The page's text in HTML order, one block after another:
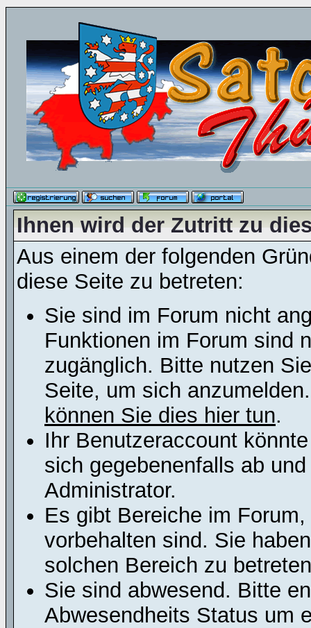
Ihnen wird der Zutritt zu
Aus einem der folgenden
diese Seite zu betreten:
Sie sind im Forum nicht
Funktionen im Forum sind
zugänglich. Bitte nutzen
Seite, um sich
können Sie dies hier tun.
Ihr Benutzeraccount
sich gegebenenfalls ab
Administrator.
Es gibt Bereiche im
vorbehalten sind. Sie
solchen Bereich zu
Sie sind abwesend. Bitte
Abwesendheits Status um